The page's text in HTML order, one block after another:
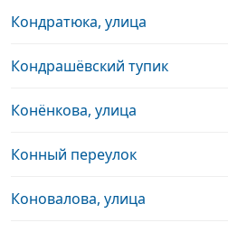
Кондратюка, улица
Кондрашёвский тупик
Конёнкова, улица
Конный переулок
Коновалова, улица